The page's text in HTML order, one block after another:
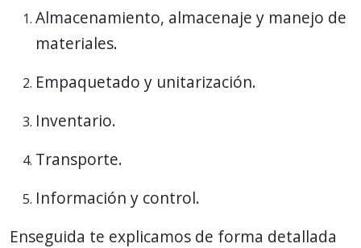
Almacenamiento, almacenaje y manejo de
materiales.
Empaquetado y unitarización.
Inventario.
Transporte.
Información y control.
Enseguida te explicamos de forma detallada